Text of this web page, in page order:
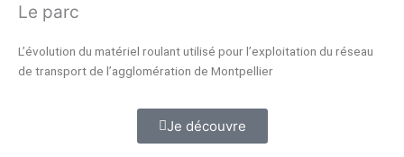
Le parc
L’évolution du matériel roulant utilisé pour l’exploitation du réseau
de transport de l’agglomération de Montpellier
Je découvre